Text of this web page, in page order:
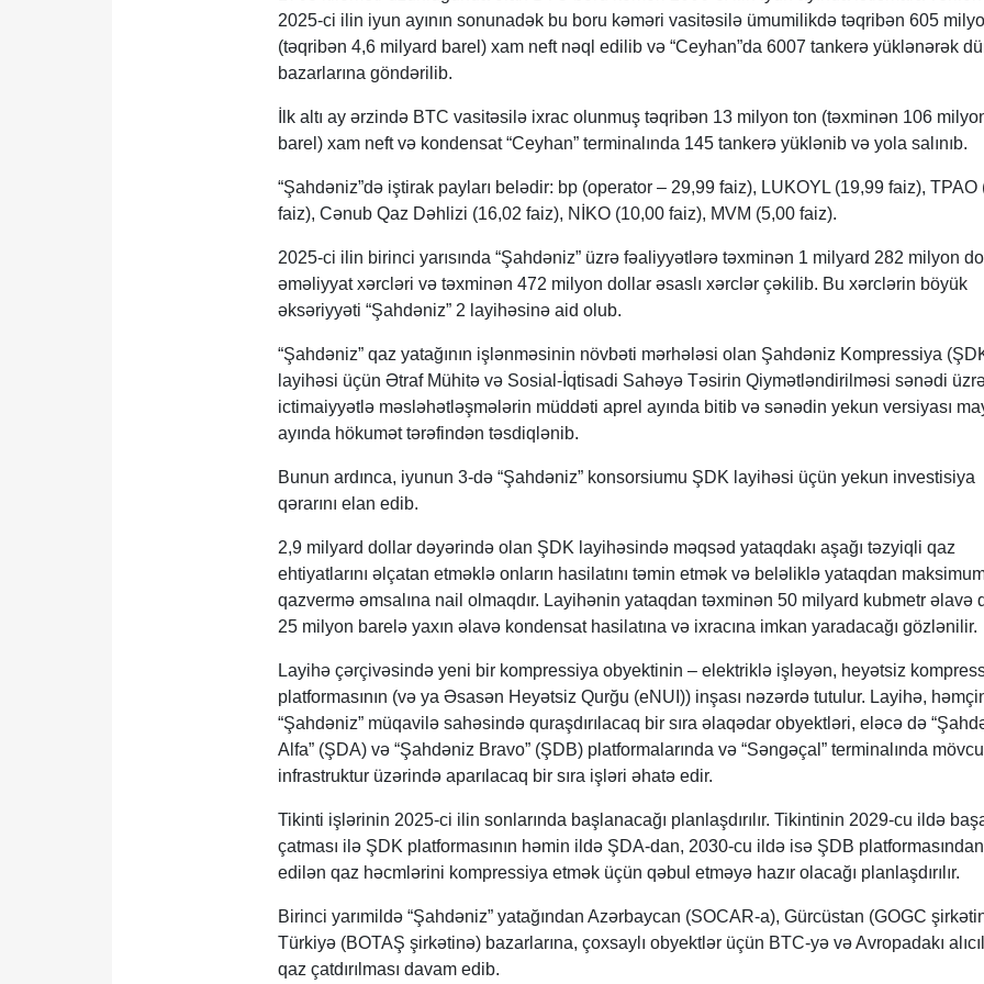
2025-ci ilin iyun ayının sonunadək bu boru kəməri vasitəsilə ümumilikdə təqribən 605
(təqribən 4,6 milyard barel) xam neft nəql edilib və “Ceyhan”da 6007 tankerə yüklənərək
bazarlarına göndərilib.
İlk altı ay ərzində BTC vasitəsilə ixrac olunmuş təqribən 13 milyon ton (təxminən 106
barel) xam neft və kondensat “Ceyhan” terminalında 145 tankerə yüklənib və yola salınıb.
“Şahdəniz”də iştirak payları belədir: bp (operator – 29,99 faiz), LUKOYL (19,99 faiz), TPAO
faiz), Cənub Qaz Dəhlizi (16,02 faiz), NİKO (10,00 faiz), MVM (5,00 faiz).
2025-ci ilin birinci yarısında “Şahdəniz” üzrə fəaliyyətlərə təxminən 1 milyard 282 milyon
əməliyyat xərcləri və təxminən 472 milyon dollar əsaslı xərclər çəkilib. Bu xərclərin böyük
əksəriyyəti “Şahdəniz” 2 layihəsinə aid olub.
“Şahdəniz” qaz yatağının işlənməsinin növbəti mərhələsi olan Şahdəniz Kompressiya
layihəsi üçün Ətraf Mühitə və Sosial-İqtisadi Sahəyə Təsirin Qiymətləndirilməsi sənədi
ictimaiyyətlə məsləhətləşmələrin müddəti aprel ayında bitib və sənədin yekun versiyası
ayında hökumət tərəfindən təsdiqlənib.
Bunun ardınca, iyunun 3-də “Şahdəniz” konsorsiumu ŞDK layihəsi üçün yekun investisiya
qərarını elan edib.
2,9 milyard dollar dəyərində olan ŞDK layihəsində məqsəd yataqdakı aşağı təzyiqli qaz
ehtiyatlarını əlçatan etməklə onların hasilatını təmin etmək və beləliklə yataqdan
qazvermə əmsalına nail olmaqdır. Layihənin yataqdan təxminən 50 milyard kubmetr əlavə
25 milyon barelə yaxın əlavə kondensat hasilatına və ixracına imkan yaradacağı gözlənilir.
Layihə çərçivəsində yeni bir kompressiya obyektinin – elektriklə işləyən, heyətsiz
platformasının (və ya Əsasən Heyətsiz Qurğu (eNUI)) inşası nəzərdə tutulur. Layihə,
“Şahdəniz” müqavilə sahəsində quraşdırılacaq bir sıra əlaqədar obyektləri, eləcə də
Alfa” (ŞDA) və “Şahdəniz Bravo” (ŞDB) platformalarında və “Səngəçal” terminalında
infrastruktur üzərində aparılacaq bir sıra işləri əhatə edir.
Tikinti işlərinin 2025-ci ilin sonlarında başlanacağı planlaşdırılır. Tikintinin 2029-cu ildə
çatması ilə ŞDK platformasının həmin ildə ŞDA-dan, 2030-cu ildə isə ŞDB
edilən qaz həcmlərini kompressiya etmək üçün qəbul etməyə hazır olacağı planlaşdırılır.
Birinci yarımildə “Şahdəniz” yatağından Azərbaycan (SOCAR-a), Gürcüstan (GOGC
Türkiyə (BOTAŞ şirkətinə) bazarlarına, çoxsaylı obyektlər üçün BTC-yə və Avropadakı
qaz çatdırılması davam edib.